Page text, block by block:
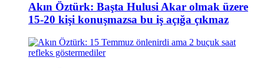
Akın Öztürk: Başta Hulusi Akar olmak üzere
15-20 kişi konuşmazsa bu iş açığa çıkmaz